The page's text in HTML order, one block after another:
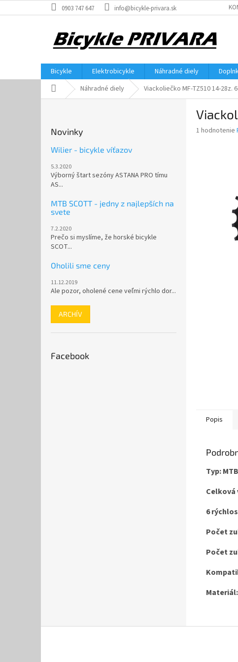
na
0903 747 647 info@bicykle-privara.sk
Bicykle Elektrobicykle Náhradné diely
DomovNáhradné diely Viackoliečko MF-TZ510 14-28z.
Novinky
Wilier - bicykle víťazov
5.3.2020
Výborný štart sezóny ASTANA PRO tímu
AS...
MTB SCOTT - jedny z najlepších na
svete
7.2.2020
Prečo si myslíme, že horské bicykle
SCOT...
Oholili sme ceny
11.12.2019
Ale pozor, oholené cene veľmi rýchlo dor...
ARCHÍV
Facebook
Priemerné
1 hodnotenie
Popis
Typ: MTB
Celková
6
Počet
Počet